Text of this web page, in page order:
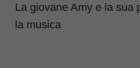
La giovane Amy e la sua
la musica